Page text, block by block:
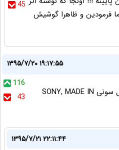
45
فرمودین و ظاهرا گوشیش
۱۳۹۵/۷/۲۰ ۱۹:۱۷:۵۵
116
43
آینده گوشیهای موبایل فقط مال سونی SONY, MADE IN
۱۳۹۵/۷/۲۱ ۲۲:۱۱:۴۴